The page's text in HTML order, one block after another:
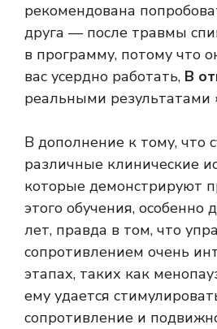
рекомендована
друга — после травмы
в программу, потому что
вас усердно работать, В
реальными результатами
В дополнение к тому, что
различные клинические
которые демонстрируют
этого обучения,
лет, правда в том, что
сопротивлением очень
этапах, таких как
ему удается
сопротивление и